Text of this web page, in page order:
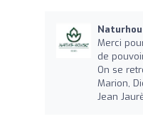
Merci
de
On se
Marion,
Jean